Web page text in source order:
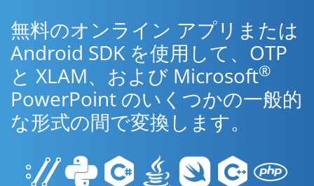
無料のオンライン アプリまたは
Android SDK を使用して、OTP
と XLAM、および Microsoft®
PowerPoint のいくつかの一般的
な形式の間で変換します。